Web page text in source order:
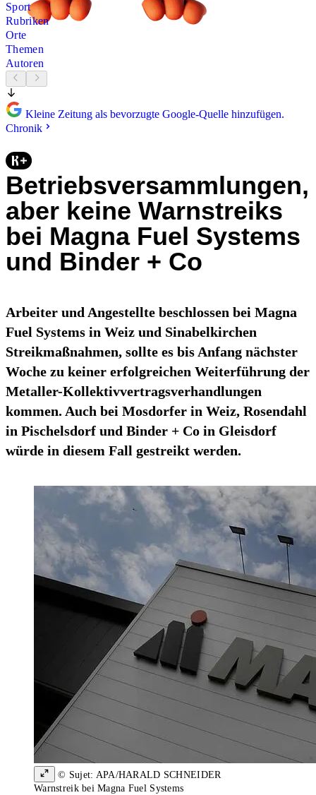
Sport
Rubriken
Orte
Themen
Autoren
Kleine Zeitung als bevorzugte Google-Quelle hinzufügen.
Chronik
Betriebsversammlungen,
aber keine Warnstreiks
bei Magna Fuel Systems
und Binder + Co
Arbeiter und Angestellte beschlossen bei Magna
Fuel Systems in Weiz und Sinabelkirchen
Streikmaßnahmen, sollte es bis Anfang nächster
Woche zu keiner erfolgreichen Weiterführung der
Metaller-Kollektivvertragsverhandlungen
kommen. Auch bei Mosdorfer in Weiz, Rosendahl
in Pischelsdorf und Binder + Co in Gleisdorf
würde in diesem Fall gestreikt werden.
© Sujet: APA/HARALD SCHNEIDER
Warnstreik bei Magna Fuel Systems